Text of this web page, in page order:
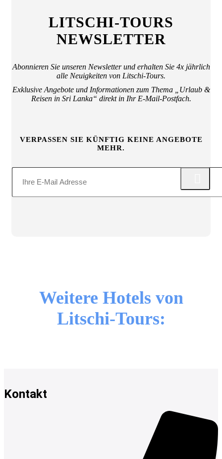
LITSCHI-TOURS
NEWSLETTER
Abonnieren Sie unseren Newsletter und erhalten Sie 4x jährlich
alle Neuigkeiten von Litschi-Tours.
Exklusive Angebote und Informationen zum Thema „Urlaub &
Reisen in Sri Lanka“ direkt in Ihr E-Mail-Postfach.
VERPASSEN SIE KÜNFTIG KEINE ANGEBOTE
MEHR.
Weitere Hotels von
Litschi-Tours:
Kontakt